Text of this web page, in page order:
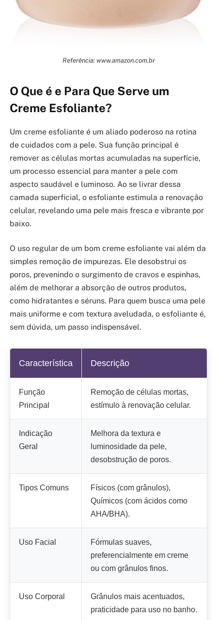
Referência: www.amazon.com.br
O Que é e Para Que Serve um
Creme Esfoliante?
Um creme esfoliante é um aliado poderoso na rotina
de cuidados com a pele. Sua função principal é
remover as células mortas acumuladas na superfície,
um processo essencial para manter a pele com
aspecto saudável e luminoso. Ao se livrar dessa
camada superficial, o esfoliante estimula a renovação
celular, revelando uma pele mais fresca e vibrante por
baixo.
O uso regular de um bom creme esfoliante vai além da
simples remoção de impurezas. Ele desobstrui os
poros, prevenindo o surgimento de cravos e espinhas,
além de melhorar a absorção de outros produtos,
como hidratantes e séruns. Para quem busca uma pele
mais uniforme e com textura aveludada, o esfoliante é,
sem dúvida, um passo indispensável.
Característica Descrição
Função
Principal
Remoção de células mortas,
estímulo à renovação celular.
Indicação
Geral
Melhora da textura e
luminosidade da pele,
desobstrução de poros.
Tipos Comuns
Físicos (com grânulos),
Químicos (com ácidos como
AHA/BHA).
Uso Facial
Fórmulas suaves,
preferencialmente em creme
ou com grânulos finos.
Uso Corporal
Grânulos mais acentuados,
praticidade para uso no banho.